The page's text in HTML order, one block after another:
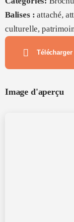
Balises :attaché,
culturelle,
Télécharger
Image d'aperçu